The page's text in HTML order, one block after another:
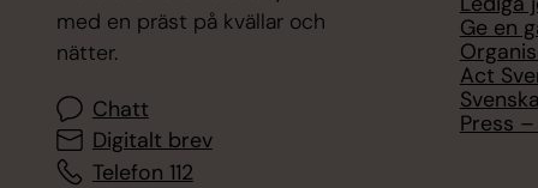
med en präst på kvällar och
nätter.
Chatt
Digitalt brev
Telefon 112
Ge en
Act
Press